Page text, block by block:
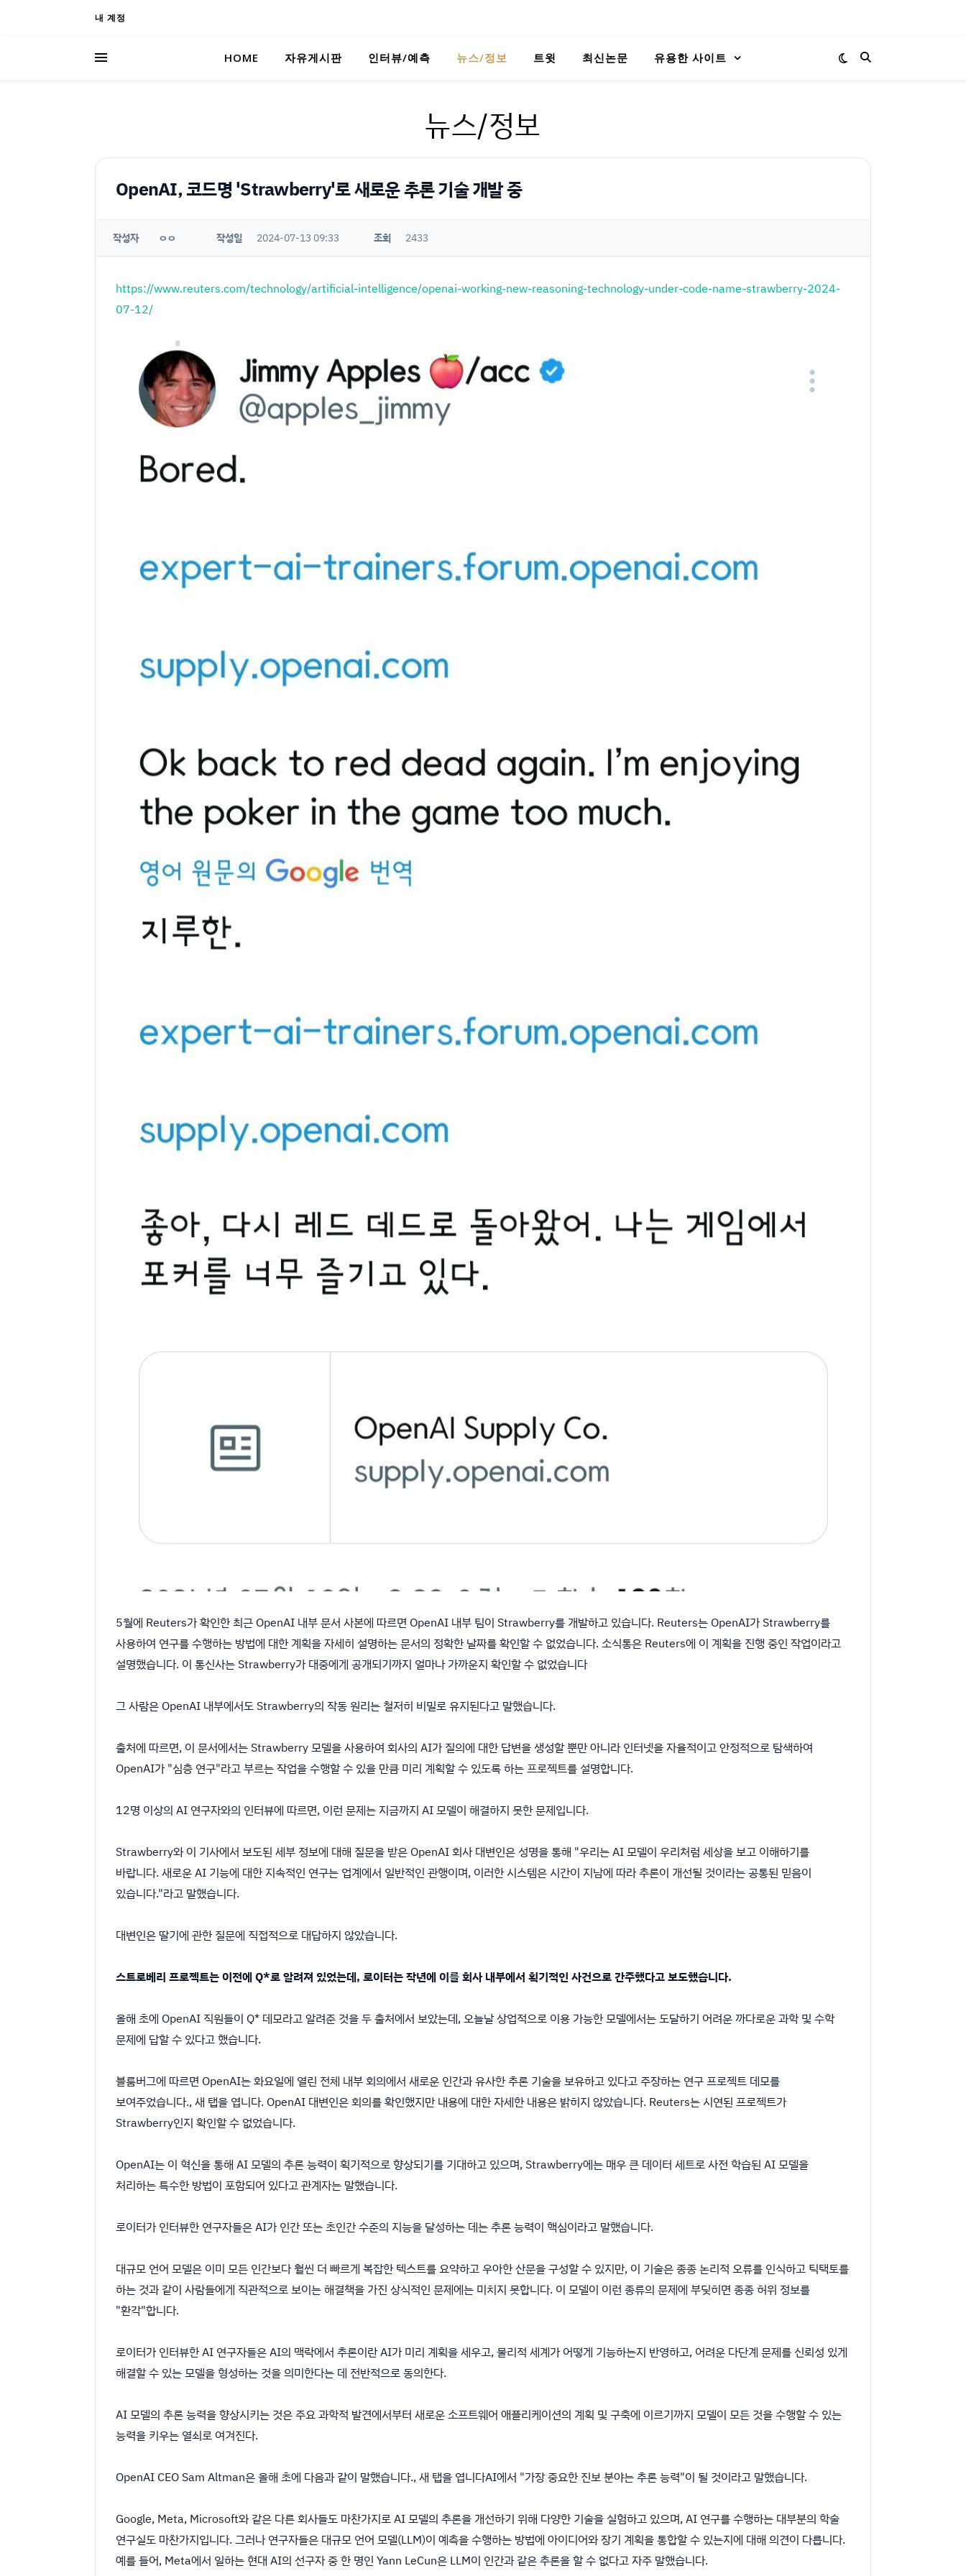
내 계정
HOME 자유게시판 인터뷰/예측 뉴스/정보 트윗 최신논문 유용한 사이트
뉴스/정보
OpenAI, 코드명 'Strawberry'로 새로운 추론 기술 개발 중
작성자 ㅇㅇ 작성일 2024-07-13 09:33 조회 2433
https://www.reuters.com/technology/artificial-intelligence/openai-working-new-reasoning-technology-under-code-name-strawberry-2024-
07-12/
5월에 Reuters가 확인한 최근 OpenAI 내부 문서 사본에 따르면 OpenAI 내부 팀이 Strawberry를 개발하고 있습니다. Reuters는 OpenAI가 Strawberry를
사용하여 연구를 수행하는 방법에 대한 계획을 자세히 설명하는 문서의 정확한 날짜를 확인할 수 없었습니다. 소식통은 Reuters에 이 계획을 진행 중인 작업이라고
설명했습니다. 이 통신사는 Strawberry가 대중에게 공개되기까지 얼마나 가까운지 확인할 수 없었습니다
그 사람은 OpenAI 내부에서도 Strawberry의 작동 원리는 철저히 비밀로 유지된다고 말했습니다.
출처에 따르면, 이 문서에서는 Strawberry 모델을 사용하여 회사의 AI가 질의에 대한 답변을 생성할 뿐만 아니라 인터넷을 자율적이고 안정적으로 탐색하여
OpenAI가 "심층 연구"라고 부르는 작업을 수행할 수 있을 만큼 미리 계획할 수 있도록 하는 프로젝트를 설명합니다.
12명 이상의 AI 연구자와의 인터뷰에 따르면, 이런 문제는 지금까지 AI 모델이 해결하지 못한 문제입니다.
Strawberry와 이 기사에서 보도된 세부 정보에 대해 질문을 받은 OpenAI 회사 대변인은 성명을 통해 "우리는 AI 모델이 우리처럼 세상을 보고 이해하기를
바랍니다. 새로운 AI 기능에 대한 지속적인 연구는 업계에서 일반적인 관행이며, 이러한 시스템은 시간이 지남에 따라 추론이 개선될 것이라는 공통된 믿음이
있습니다."라고 말했습니다.
대변인은 딸기에 관한 질문에 직접적으로 대답하지 않았습니다.
스트로베리 프로젝트는 이전에 Q*로 알려져 있었는데, 로이터는 작년에 이를 회사 내부에서 획기적인 사건으로 간주했다고 보도했습니다.
올해 초에 OpenAI 직원들이 Q* 데모라고 알려준 것을 두 출처에서 보았는데, 오늘날 상업적으로 이용 가능한 모델에서는 도달하기 어려운 까다로운 과학 및 수학
문제에 답할 수 있다고 했습니다.
블룸버그에 따르면 OpenAI는 화요일에 열린 전체 내부 회의에서 새로운 인간과 유사한 추론 기술을 보유하고 있다고 주장하는 연구 프로젝트 데모를
보여주었습니다., 새 탭을 엽니다. OpenAI 대변인은 회의를 확인했지만 내용에 대한 자세한 내용은 밝히지 않았습니다. Reuters는 시연된 프로젝트가
Strawberry인지 확인할 수 없었습니다.
OpenAI는 이 혁신을 통해 AI 모델의 추론 능력이 획기적으로 향상되기를 기대하고 있으며, Strawberry에는 매우 큰 데이터 세트로 사전 학습된 AI 모델을
처리하는 특수한 방법이 포함되어 있다고 관계자는 말했습니다.
로이터가 인터뷰한 연구자들은 AI가 인간 또는 초인간 수준의 지능을 달성하는 데는 추론 능력이 핵심이라고 말했습니다.
대규모 언어 모델은 이미 모든 인간보다 훨씬 더 빠르게 복잡한 텍스트를 요약하고 우아한 산문을 구성할 수 있지만, 이 기술은 종종 논리적 오류를 인식하고 틱택토를
하는 것과 같이 사람들에게 직관적으로 보이는 해결책을 가진 상식적인 문제에는 미치지 못합니다. 이 모델이 이런 종류의 문제에 부딪히면 종종 허위 정보를
"환각"합니다.
로이터가 인터뷰한 AI 연구자들은 AI의 맥락에서 추론이란 AI가 미리 계획을 세우고, 물리적 세계가 어떻게 기능하는지 반영하고, 어려운 다단계 문제를 신뢰성 있게
해결할 수 있는 모델을 형성하는 것을 의미한다는 데 전반적으로 동의한다.
AI 모델의 추론 능력을 향상시키는 것은 주요 과학적 발견에서부터 새로운 소프트웨어 애플리케이션의 계획 및 구축에 이르기까지 모델이 모든 것을 수행할 수 있는
능력을 키우는 열쇠로 여겨진다.
OpenAI CEO Sam Altman은 올해 초에 다음과 같이 말했습니다., 새 탭을 엽니다AI에서 "가장 중요한 진보 분야는 추론 능력"이 될 것이라고 말했습니다.
Google, Meta, Microsoft와 같은 다른 회사들도 마찬가지로 AI 모델의 추론을 개선하기 위해 다양한 기술을 실험하고 있으며, AI 연구를 수행하는 대부분의 학술
연구실도 마찬가지입니다. 그러나 연구자들은 대규모 언어 모델(LLM)이 예측을 수행하는 방법에 아이디어와 장기 계획을 통합할 수 있는지에 대해 의견이 다릅니다.
예를 들어, Meta에서 일하는 현대 AI의 선구자 중 한 명인 Yann LeCun은 LLM이 인간과 같은 추론을 할 수 없다고 자주 말했습니다.